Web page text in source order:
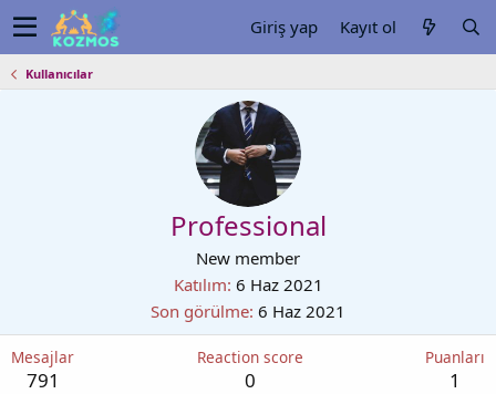
Giriş yap Kayıt ol
Kullanıcılar
Professional
New member
Katılım 6 Haz 2021
Son görülme 6 Haz 2021
Mesajlar
791
Reaction score
0
Puanları
1